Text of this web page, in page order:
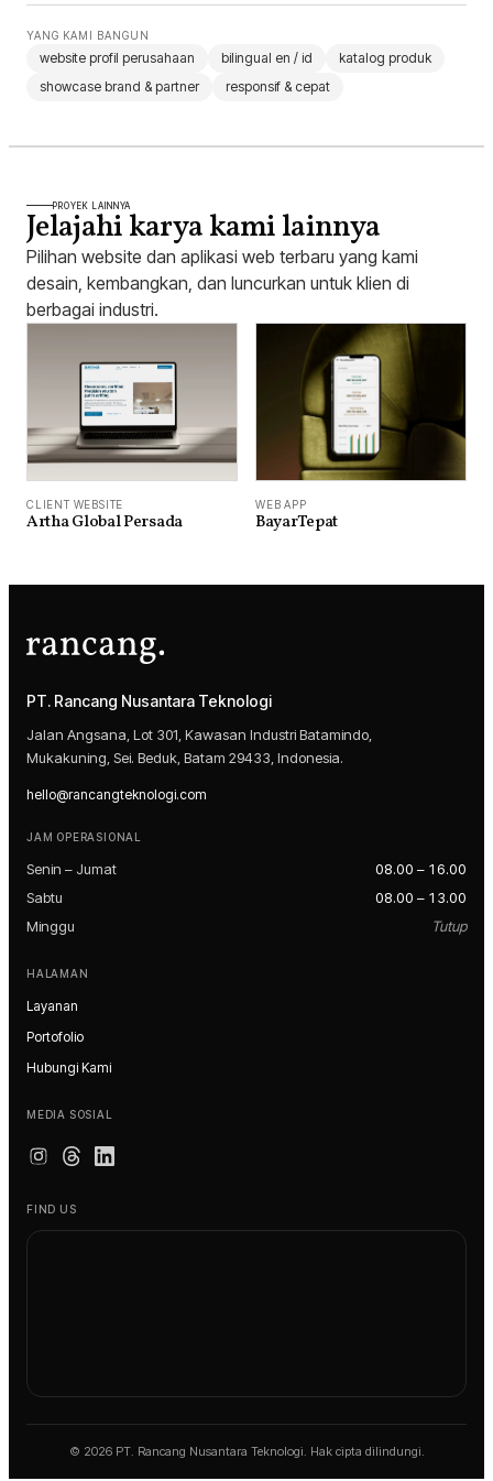
YANG KAMI BANGUN
website profil perusahaan bilingual en / id
katalog produk
showcase brand & partner
responsif & cepat
PROYEK LAINNYA
Jelajahi karya kami lainnya
Pilihan website dan aplikasi web terbaru yang kami
desain, kembangkan, dan luncurkan untuk klien di
berbagai industri.
CLIENT WEBSITE
Artha Global Persada
WEB APP
BayarTepat
PT. Rancang Nusantara Teknologi
Jalan Angsana, Lot 301, Kawasan Industri Batamindo,
Mukakuning, Sei. Beduk, Batam 29433, Indonesia.
hello@rancangteknologi.com
JAM OPERASIONAL
Senin – Jumat
08.00 – 16.00
Sabtu
08.00 – 13.00
Minggu
Tutup
HALAMAN
Layanan
Portofolio
Hubungi Kami
MEDIA SOSIAL
FIND US
© 2026 PT. Rancang Nusantara Teknologi. Hak cipta dilindungi.